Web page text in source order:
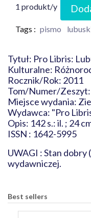
1 produkt/y
Tags : pismo
Tytuł: Pro Libris:
Kulturalne:
Rocznik/Rok: 2011
Tom/Numer/Zeszyt:
Miejsce wydania:
Wydawca: "Pro
Opis: 142 s.: il. ; 24
ISSN : 1642-5995
UWAGI : Stan dobry
wydawniczej.
Best sellers